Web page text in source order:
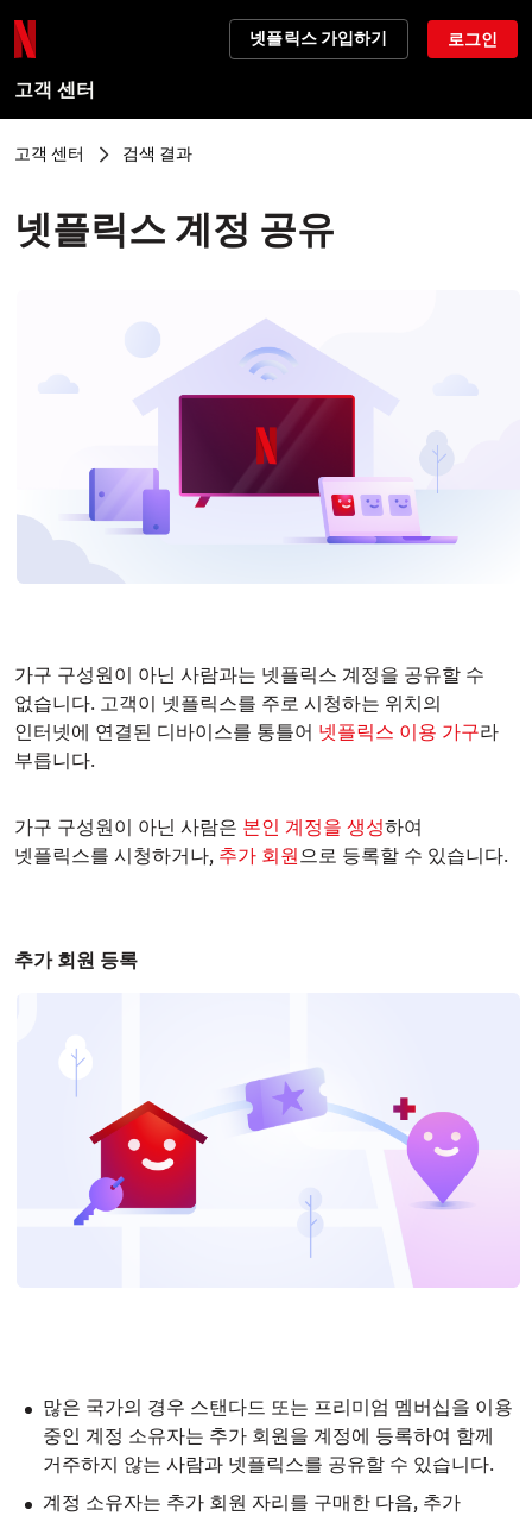
넷플릭스 가입하기 로그인
고객 센터
고객 센터 검색 결과
넷플릭스 계정 공유
가구 구성원이 아닌 사람과는 넷플릭스 계정을 공유할 수
없습니다. 고객이 넷플릭스를 주로 시청하는 위치의
인터넷에 연결된 디바이스를 통틀어 넷플릭스 이용 가구라
부릅니다.
가구 구성원이 아닌 사람은 본인 계정을 생성하여
넷플릭스를 시청하거나, 추가 회원으로 등록할 수 있습니다.
추가 회원 등록
많은 국가의 경우 스탠다드 또는 프리미엄 멤버십을 이용
중인 계정 소유자는 추가 회원을 계정에 등록하여 함께
거주하지 않는 사람과 넷플릭스를 공유할 수 있습니다.
계정 소유자는 추가 회원 자리를 구매한 다음, 추가